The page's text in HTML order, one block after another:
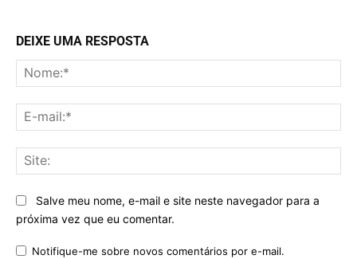
DEIXE UMA RESPOSTA
Salve meu nome, e-mail e site neste navegador para a
próxima vez que eu comentar.
Notifique-me sobre novos comentários por e-mail.